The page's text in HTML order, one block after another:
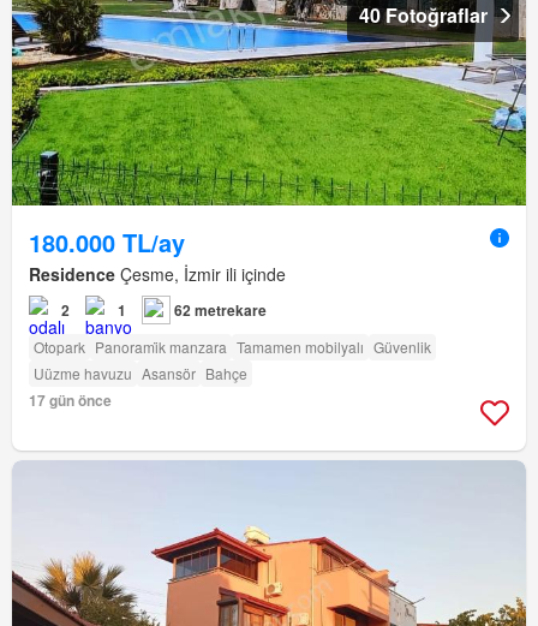
40 Fotoğraflar
180.000 TL/ay
Residence Çesme, İzmir ili içinde
2 1 62 metrekare
Otopark Panorami̇k manzara Tamamen mobilyalı Güvenlik
Uüzme havuzu Asansör Bahçe
17 gün önce